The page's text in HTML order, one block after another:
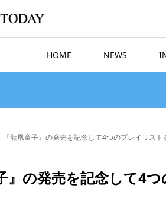
HOME NEWS
『龍凰童子』の発売を記念して4つのプレイリスト
』の発売を記念して4